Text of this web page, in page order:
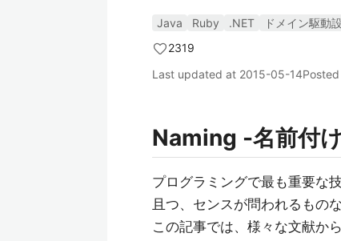
Java Ruby .NET ドメイン駆動
2319
Last updated at 2015-05-14
Naming -名前付
プログラミングで最も重要な
且つ、センスが問われるもの
この記事では、様々な文献か